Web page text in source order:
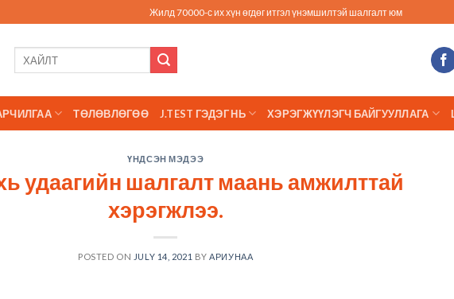
Жилд 70000-с их хүн өгдөг итгэл үнэмшилтэй шалгалт юм
ТӨЛӨВЛӨГӨӨ J.TEST ГЭДЭГ НЬ ХЭРЭГЖҮҮЛЭГЧ БАЙГУУЛЛАГА
ҮНДСЭН МЭДЭЭ
удаагийн шалгалт маань амжилттай
хэрэгжлээ.
POSTED ON JULY 14, 2021 BY АРИУНАА